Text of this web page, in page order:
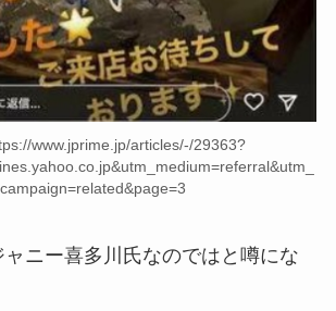
www.jprime.jp/articles/-/29363?
campaign=related&page=3
ニー喜多川氏なのではと噂にな